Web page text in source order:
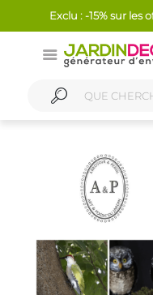
Exclu : -15% sur les